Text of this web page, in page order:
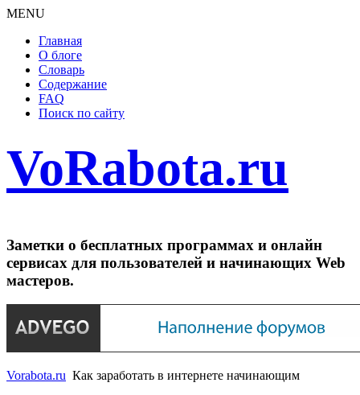
MENU
Главная
О блоге
Словарь
Содержание
FAQ
Поиск по сайту
VoRabota.ru
Заметки о бесплатных программах и онлайн
сервисах для пользователей и начинающих Web
мастеров.
Vorabota.ru Как заработать в интернете начинающим